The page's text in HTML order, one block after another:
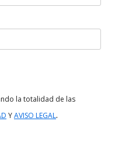
la totalidad de las
YAVISO LEGAL.